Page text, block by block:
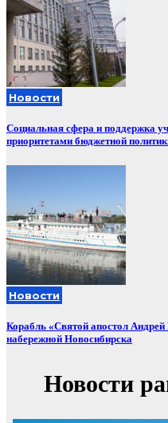
Новости
Социальная сфера и поддержка
приоритетами бюджетной
Новости
Корабль «Святой апостол
набережной Новосибирска